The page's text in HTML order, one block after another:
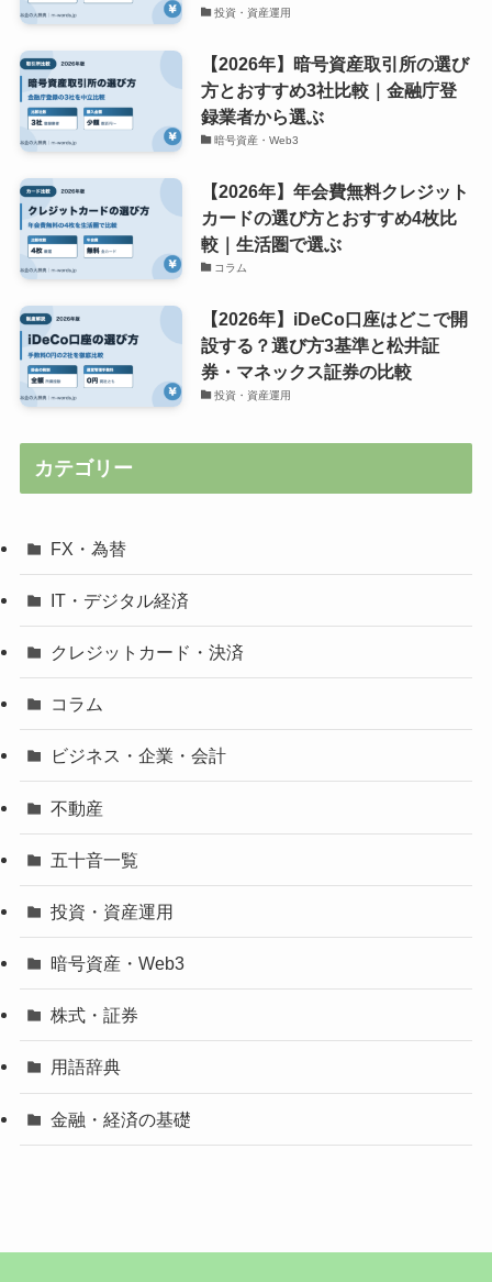
投資・資産運用
【2026年】暗号資産取引所の選び
方とおすすめ3社比較｜金融庁登
録業者から選ぶ
暗号資産・Web3
【2026年】年会費無料クレジット
カードの選び方とおすすめ4枚比
較｜生活圏で選ぶ
コラム
【2026年】iDeCo口座はどこで開
設する？選び方3基準と松井証
券・マネックス証券の比較
投資・資産運用
カテゴリー
FX・為替
IT・デジタル経済
クレジットカード・決済
コラム
ビジネス・企業・会計
不動産
五十音一覧
投資・資産運用
暗号資産・Web3
株式・証券
用語辞典
金融・経済の基礎